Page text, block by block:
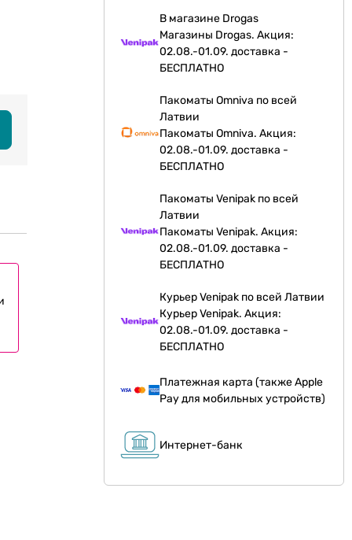
В магазине Drogas
Магазины Drogas. Акция:
02.08.-01.09. доставка -
БЕСПЛАТНО
Пакоматы Omniva по всей
Латвии
Пакоматы Omniva. Акция:
02.08.-01.09. доставка -
БЕСПЛАТНО
Пакоматы Venipak по всей
Латвии
Пакоматы Venipak. Акция:
02.08.-01.09. доставка -
БЕСПЛАТНО
Курьер Venipak по всей Латвии
Курьер Venipak. Акция:
02.08.-01.09. доставка -
БЕСПЛАТНО
Платежная карта (также Apple
Pay для мобильных устройств)
Интернет-банк